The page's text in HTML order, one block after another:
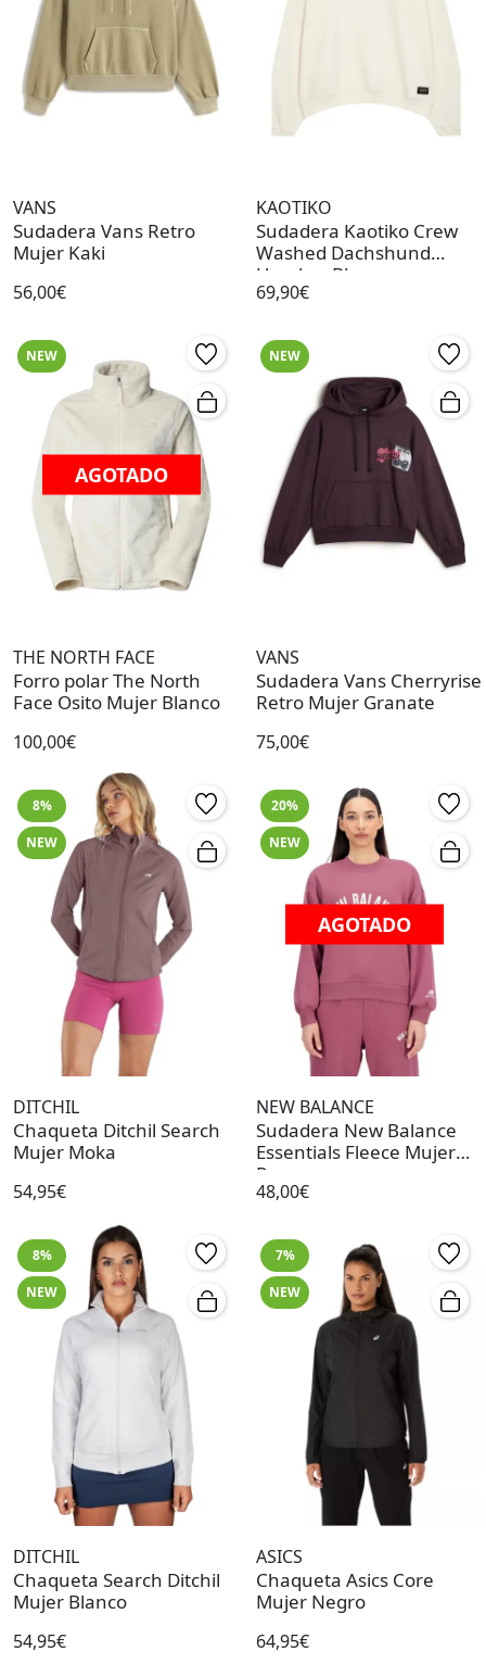
VANS
Sudadera Vans Retro
Mujer Kaki
56,00€
KAOTIKO
Sudadera Kaotiko Crew
Washed Dachshund
Hombre Blanco
69,90€
NEW
AGOTADO
THE NORTH FACE
Forro polar The North
Face Osito Mujer Blanco
100,00€
NEW
VANS
Sudadera Vans Cherryrise
Retro Mujer Granate
75,00€
8%
NEW
DITCHIL
Chaqueta Ditchil Search
Mujer Moka
54,95€
20%
NEW
AGOTADO
NEW BALANCE
Sudadera New Balance
Essentials Fleece Mujer
Rosa
48,00€
8%
NEW
DITCHIL
Chaqueta Search Ditchil
Mujer Blanco
54,95€
7%
NEW
ASICS
Chaqueta Asics Core
Mujer Negro
64,95€